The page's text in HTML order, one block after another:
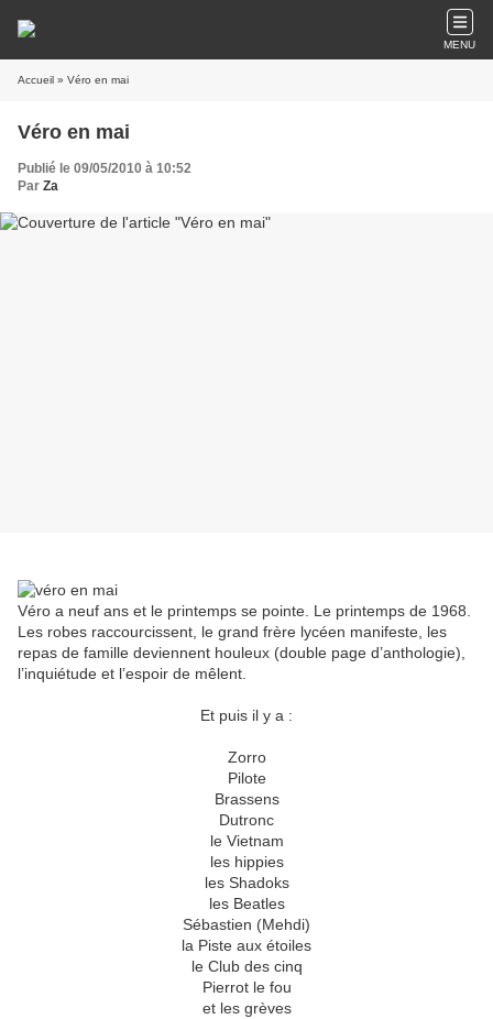
MENU
Accueil » Véro en mai
Véro en mai
Publié le 09/05/2010 à 10:52
Par Za
Véro a neuf ans et le printemps se pointe. Le printemps de 1968.
Les robes raccourcissent, le grand frère lycéen manifeste, les
repas de famille deviennent houleux (double page d’anthologie),
l’inquiétude et l’espoir de mêlent.
Et puis il y a :
Zorro
Pilote
Brassens
Dutronc
le Vietnam
les hippies
les Shadoks
les Beatles
Sébastien (Mehdi)
la Piste aux étoiles
le Club des cinq
Pierrot le fou
et les grèves